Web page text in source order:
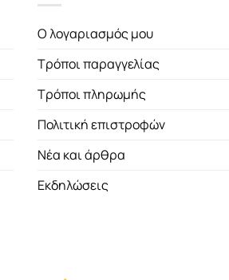
Ο λογαριασμός μου
Τρόποι παραγγελίας
Τρόποι πληρωμής
Πολιτική επιστροφών
Νέα και άρθρα
Εκδηλώσεις